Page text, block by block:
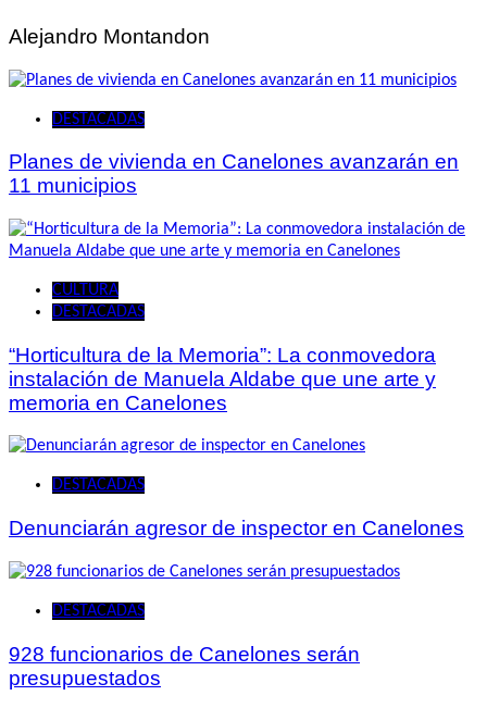
Alejandro Montandon
DESTACADAS
Planes de vivienda en Canelones avanzarán en
11 municipios
CULTURA
DESTACADAS
“Horticultura de la Memoria”: La conmovedora
instalación de Manuela Aldabe que une arte y
memoria en Canelones
DESTACADAS
Denunciarán agresor de inspector en Canelones
DESTACADAS
928 funcionarios de Canelones serán
presupuestados